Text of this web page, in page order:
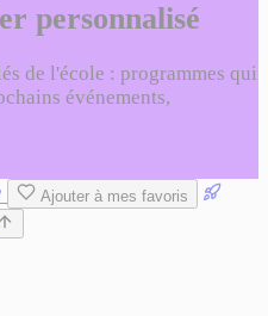
personnalisé
de l'école : programmes qui
événements,
Ajouter à mes favoris